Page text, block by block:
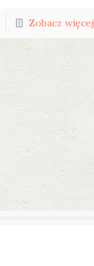
Zobacz więcej